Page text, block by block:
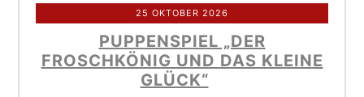
25 OKTOBER 2026
PUPPENSPIEL „DER
FROSCHKÖNIG UND DAS KLEINE
GLÜCK“